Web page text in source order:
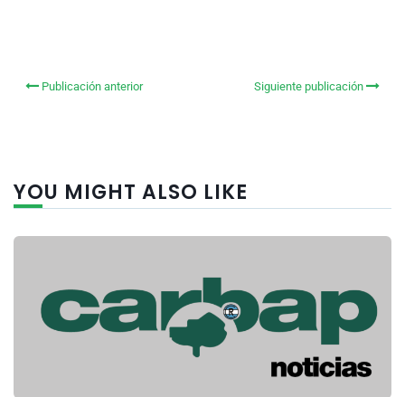
Publicación anterior Siguiente publicación
YOU MIGHT ALSO LIKE